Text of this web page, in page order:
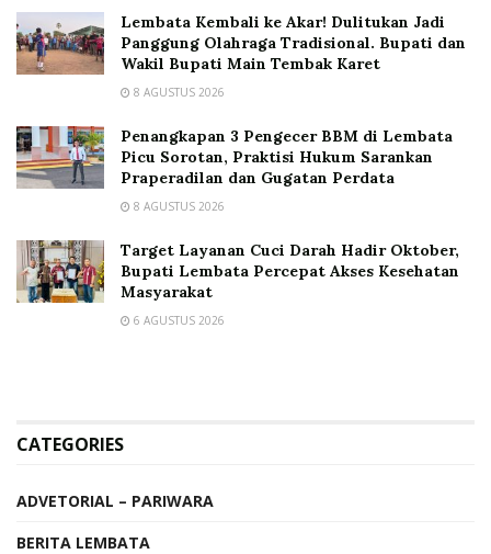
Lembata Kembali ke Akar! Dulitukan Jadi
Panggung Olahraga Tradisional. Bupati dan
Wakil Bupati Main Tembak Karet
8 AGUSTUS 2026
Penangkapan 3 Pengecer BBM di Lembata
Picu Sorotan, Praktisi Hukum Sarankan
Praperadilan dan Gugatan Perdata
8 AGUSTUS 2026
Target Layanan Cuci Darah Hadir Oktober,
Bupati Lembata Percepat Akses Kesehatan
Masyarakat
6 AGUSTUS 2026
CATEGORIES
ADVETORIAL – PARIWARA
BERITA LEMBATA